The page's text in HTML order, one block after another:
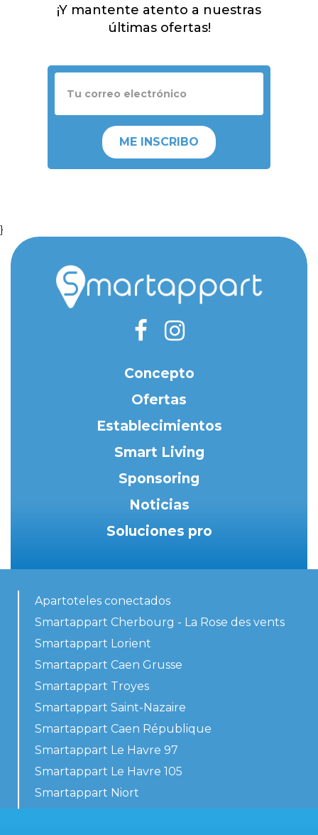
¡Y mantente atento a nuestras
últimas ofertas!
ME INSCRIBO
}
Concepto
Ofertas
Establecimientos
Smart Living
Sponsoring
Noticias
Soluciones pro
Apartoteles conectados
Smartappart Cherbourg - La Rose des vents
Smartappart Lorient
Smartappart Caen Grusse
Smartappart Troyes
Smartappart Saint-Nazaire
Smartappart Caen République
Smartappart Le Havre 97
Smartappart Le Havre 105
Smartappart Niort